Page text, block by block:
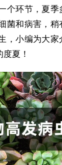
个环节，夏
菌和病害，
，小编为大
夏！